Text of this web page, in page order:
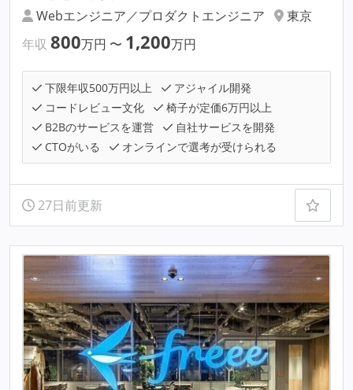
Webエンジニア／プロダクトエンジニア
東京
年収 800万円 〜 1,200万円
下限年収500万円以上
アジャイル開発
コードレビュー文化
椅子が定価6万円以上
B2Bのサービスを運営
自社サービスを開発
CTOがいる
オンラインで選考が受けられる
27日前更新